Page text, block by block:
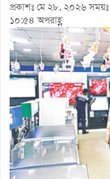
প্রকাশঃ মে ২৮, ২০২৬ সময়ঃ
১০:৫৪ অপরাহ্ণ